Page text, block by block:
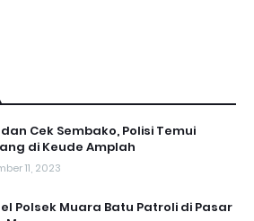
Cek Sembako, Polisi Temui
di Keude Amplah
11, 2023
Polsek Muara Batu Patroli di Pasar